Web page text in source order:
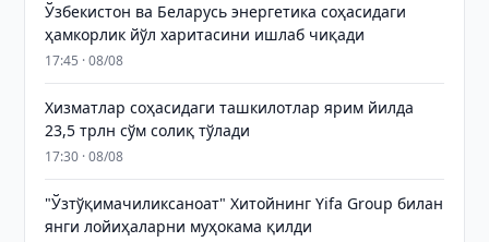
Ўзбекистон ва Беларусь энергетика соҳасидаги
ҳамкорлик йўл харитасини ишлаб чиқади
17:45 · 08/08
Хизматлар соҳасидаги ташкилотлар ярим йилда
23,5 трлн сўм солиқ тўлади
17:30 · 08/08
"Ўзтўқимачиликсаноат" Хитойнинг Yifa Group билан
янги лойиҳаларни муҳокама қилди